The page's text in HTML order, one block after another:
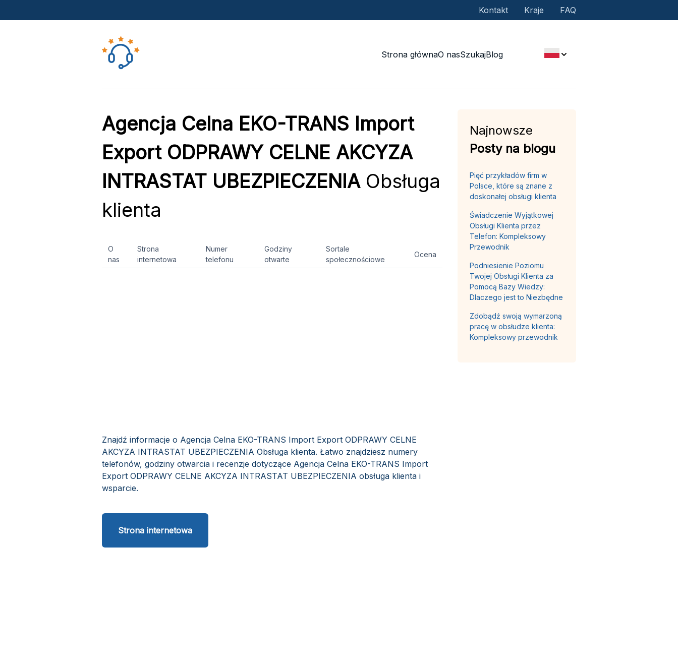
Kontakt Kraje FAQ
Strona głównaO nasSzukajBlog
Agencja Celna EKO-TRANS Import
Export ODPRAWY CELNE AKCYZA
INTRASTAT UBEZPIECZENIAObsługa
klienta
O
nas
Strona
internetowa
Numer
telefonu
Godziny
otwarte
Sortale
społecznościowe
Ocena
Znajdź informacje o Agencja Celna EKO-TRANS Import Export ODPRAWY CELNE
AKCYZA INTRASTAT UBEZPIECZENIA Obsługa klienta. Łatwo znajdziesz numery
telefonów, godziny otwarcia i recenzje dotyczące Agencja Celna EKO-TRANS Import
Export ODPRAWY CELNE AKCYZA INTRASTAT UBEZPIECZENIA obsługa klienta i
wsparcie.
Strona internetowa
Najnowsze
Posty na blogu
Pięć przykładów firm w
Polsce, które są znane z
doskonałej obsługi klienta
Świadczenie Wyjątkowej
Obsługi Klienta przez
Telefon: Kompleksowy
Przewodnik
Podniesienie Poziomu
Twojej Obsługi Klienta za
Pomocą Bazy Wiedzy:
Dlaczego jest to Niezbędne
Zdobądź swoją wymarzoną
pracę w obsłudze klienta:
Kompleksowy przewodnik